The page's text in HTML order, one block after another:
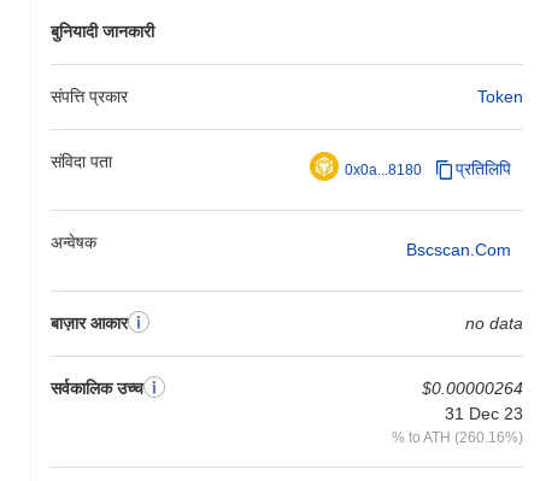
बुनियादी जानकारी
संपत्ति प्रकार Token
संविदा पता 0x0a...8180 प्रतिलिपि
अन्वेषक Bscscan.com
बाज़ार आकार no data
सर्वकालिक उच्च
$0.00000264
31 Dec 23
% to ATH (260.16%)